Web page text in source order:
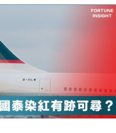
點後回穩 全周仍升近2%
玩具「反」斗城亞洲CEO蔡德
跌 連挫7周創逾3年最長跌勢
計價出口增近24%勝預期 貿易順
入市撐日圓 4月單日斥6.28萬億